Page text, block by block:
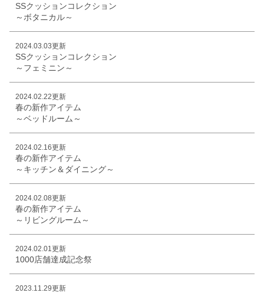
SSクッションコレクション
～ボタニカル～
2024.03.03更新
SSクッションコレクション
～フェミニン～
2024.02.22更新
春の新作アイテム
～ベッドルーム～
2024.02.16更新
春の新作アイテム
～キッチン＆ダイニング～
2024.02.08更新
春の新作アイテム
～リビングルーム～
2024.02.01更新
1000店舗達成記念祭
2023.11.29更新